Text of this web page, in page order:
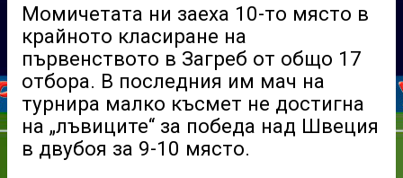
Момичетата ни заеха 10-то място в
крайното класиране на
първенството в Загреб от общо 17
отбора. В последния им мач на
турнира малко късмет не достигна
на „лъвиците“ за победа над Швеция
в двубоя за 9-10 място.